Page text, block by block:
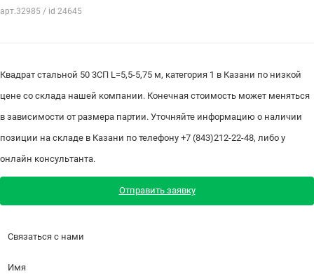
арт.32985 / id 24645
Квадрат стальной 50 3СП L=5,5-5,75 м, категория 1 в Казани по низкой
цене со склада нашей компании. Конечная стоимость может меняться
в зависимости от размера партии. Уточняйте информацию о наличии
позиции на складе в Казани по телефону +7 (843)212-22-48, либо у
онлайн консультанта.
Отправить заявку
Связаться с нами
Имя